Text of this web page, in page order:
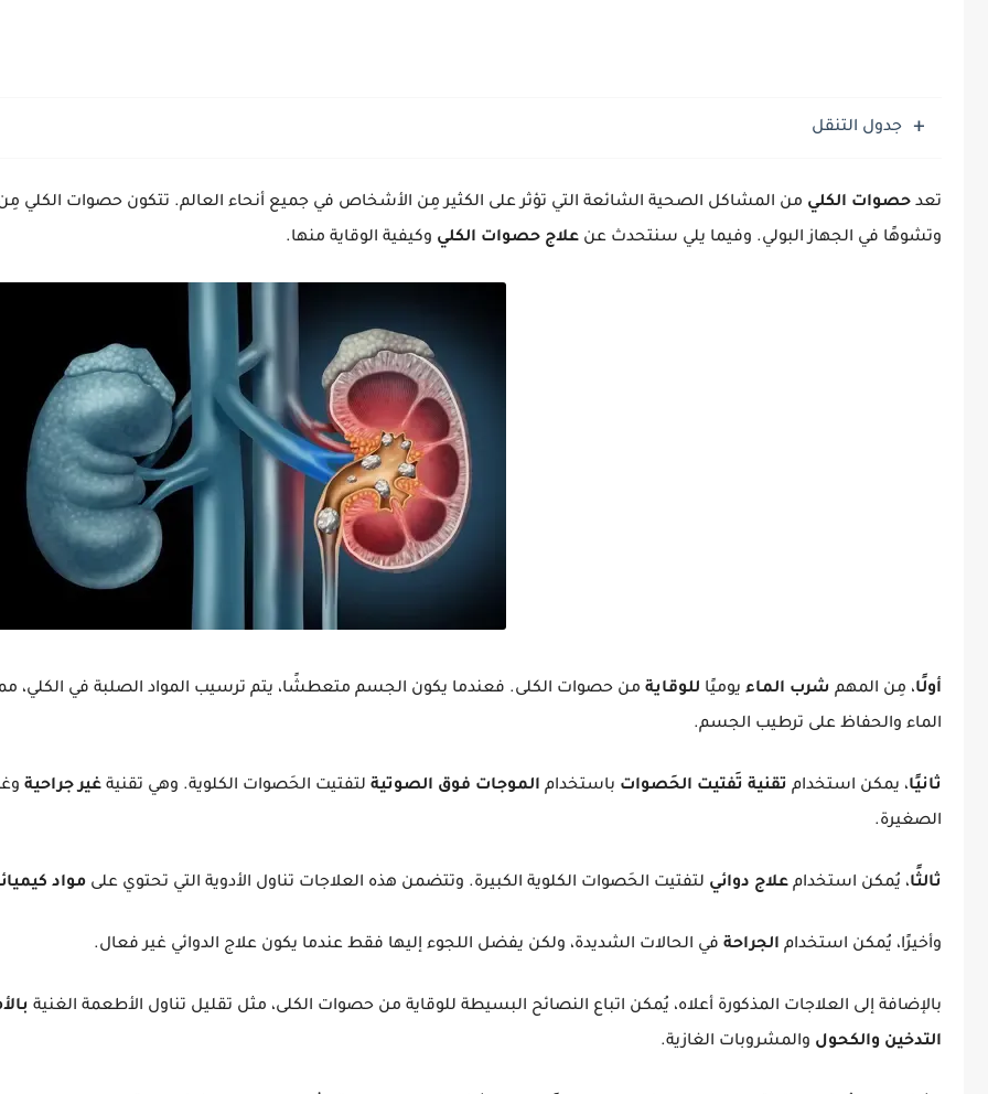
جدول التنقل
تعد حصوات الكلي من المشاكل الصحية الشائعة التي تؤثر على الكثير مِن الأشخاص في جميع أنحاء العالم. تتكون حصوات الكلي
وتشوهًا في الجهاز البولي. وفيما يلي سنتحدث عن علاج حصوات الكلي وكيفية الوقاية منها.
أولًا، مِن المهم شرب الماء يوميًا للوقاية من حصوات الكلى. فعندما يكون الجسم متعطشًا، يتم ترسيب المواد الصلبة في الكلي،
الماء والحفاظ على ترطيب الجسم.
ثانيًا، يمكن استخدام تقنية تَفتيت الحَصوات باستخدام الموجات فوق الصوتية لتفتيت الحَصوات الكلوية. وهي تقنية غير جراحية
الصغيرة.
ثالثًا، يُمكن استخدام علاج دوائي لتفتيت الحَصوات الكلوية الكبيرة. وتتضمن هذه العلاجات تناول الأدوية التي تحتوي على مواد
وأخيرًا، يُمكن استخدام الجراحة في الحالات الشديدة، ولكن يفضل اللجوء إليها فقط عندما يكون علاج الدوائي غير فعال.
بالإضافة إلى العلاجات المذكورة أعلاه، يُمكن اتباع النصائح البسيطة للوقاية من حصوات الكلى، مثل تقليل تناول الأطعمة الغنية
التدخين والكحول والمشروبات الغازية.